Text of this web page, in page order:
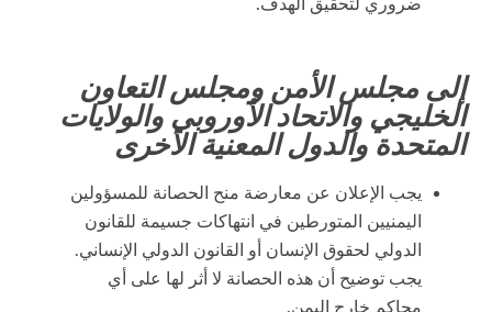
ضروري لتحقيق الهدف.
إلى مجلس الأمن ومجلس التعاون
الخليجي والاتحاد الأوروبي والولايات
المتحدة والدول المعنية الأخرى
يجب الإعلان عن معارضة منح الحصانة للمسؤولين
اليمنيين المتورطين في انتهاكات جسيمة للقانون
الدولي لحقوق الإنسان أو القانون الدولي الإنساني.
يجب توضيح أن هذه الحصانة لا أثر لها على أي